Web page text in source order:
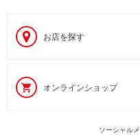
お店を探す
オンラインショップ
ソーシャル